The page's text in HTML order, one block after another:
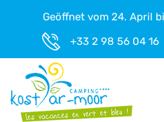
Geöffnet vom 24. April
+33 2 98 56 04 16